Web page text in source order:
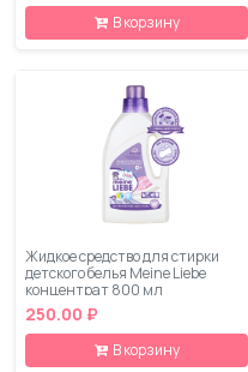
В корзину
Жидкое средство для стирки
детского белья Meine Liebe
концентрат 800 мл
250.00 ₽
В корзину